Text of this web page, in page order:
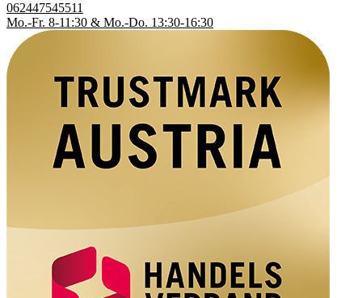
062447545511
Mo.-Fr. 8-11:30 & Mo.-Do. 13:30-16:30